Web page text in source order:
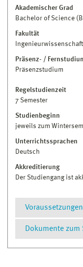
Akademischer Grad
Bachelor of Science
Fakultät
Präsenz- /
Präsenzstudium
Regelstudienzeit
7 Semester
Studienbeginn
jeweils zum
Unterrichtssprachen
Deutsch
Akkreditierung
Der Studiengang ist
Dokumente zum